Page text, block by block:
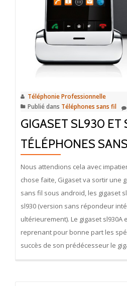
Téléphonie Professionnelle
Publié dans Téléphones sans fil
GIGASET SL930 ET
TÉLÉPHONES
Nous attendions cela avec
chose faite, Gigaset va sortir une
sans fil sous android, les gigaset
sl930 (version sans répondeur
ultérieurement). Le gigaset
reprenant pour bonne part les
succès de son prédécesseur le